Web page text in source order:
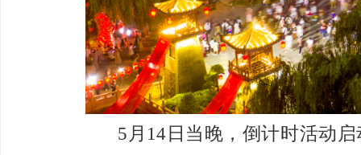
5月14日 当晚，倒计时活动